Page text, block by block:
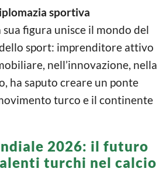
sportiva
sua figura unisce il mondo del
sport: imprenditore attivo
nell’innovazione, nella
ha saputo creare un ponte
turco e il continente
2026: il futuro
turchi nel calcio